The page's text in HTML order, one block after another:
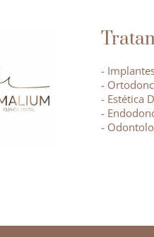
-
-
- Estética
-
-